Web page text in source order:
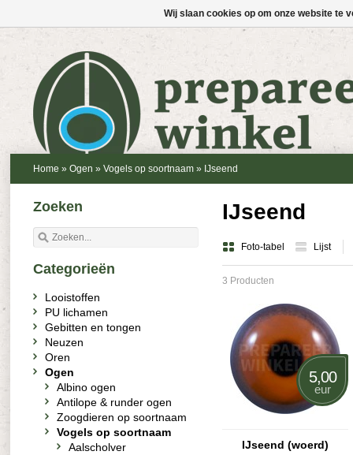
Home » Ogen » Vogels op soortnaam » IJseend
IJseend
Foto-tabel Lijst
3 Producten
5,00
eur
IJseend (woerd)
Zoeken
Categorieën
Looistoffen
PU lichamen
Gebitten en tongen
Neuzen
Oren
Ogen
Albino ogen
Antilope & runder ogen
Zoogdieren op soortnaam
Vogels op soortnaam
Aalscholver
Wij slaan cookies op om onze website te